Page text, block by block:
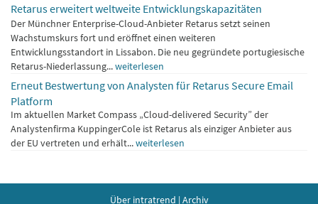
Retarus erweitert weltweite Entwicklungskapazitäten
Der Münchner Enterprise-Cloud-Anbieter Retarus setzt seinen
Wachstumskurs fort und eröffnet einen weiteren
Entwicklungsstandort in Lissabon. Die neu gegründete portugiesische
Retarus-Niederlassung...weiterlesen
Erneut Bestwertung von Analysten für Retarus Secure Email
Platform
Im aktuellen Market Compass „Cloud-delivered Security” der
Analystenfirma KuppingerCole ist Retarus als einziger Anbieter aus
der EU vertreten und erhält...weiterlesen
Über intratrend | Archiv